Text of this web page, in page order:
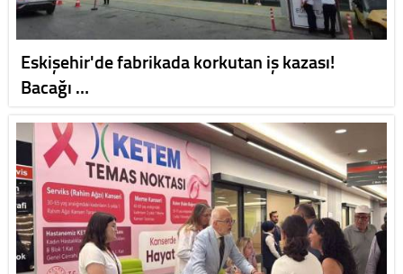
Eskişehir'de fabrikada korkutan iş kazası!
Bacağı …